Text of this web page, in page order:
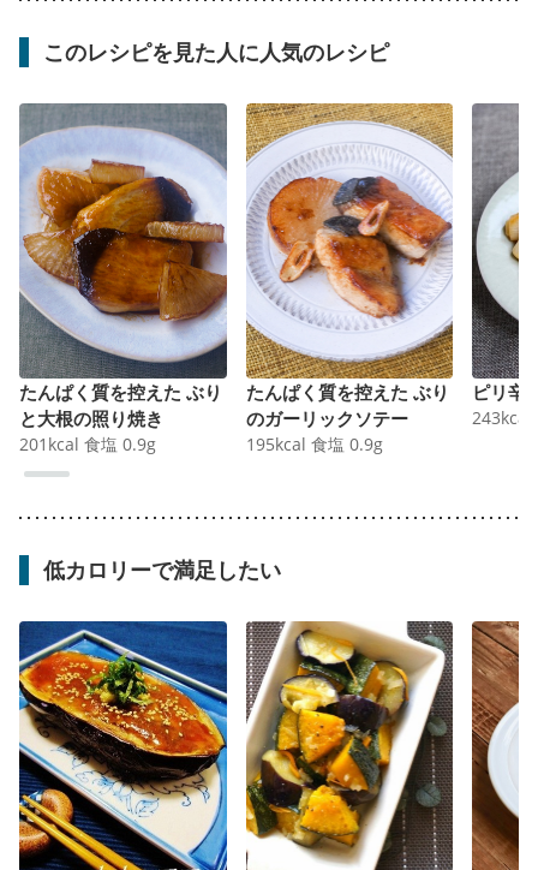
このレシピを見た人に人気のレシピ
たんぱく質を控えた ぶり
と大根の照り焼き
201 kcal 食塩 0.9g
たんぱく質を控えた ぶり
のガーリックソテー
195kcal 食塩 0.9g
ピリ辛
243kcal
低カロリーで満足したい